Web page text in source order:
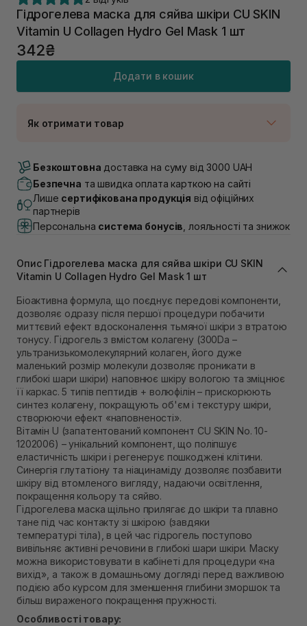
Гідрогелева маска для сяйва шкіри CU SKIN
Vitamin U Collagen Hydro Gel Mask 1 шт
342₴
Додати в кошик
Як отримати товар
В наявності
Самовивіз м. Луцьк, вул. Винниченка 4
В наявності
Самовивіз м. Львів, вул. Академіка Підстригача, 1В
(Duck’s Lake)
В наявності
В наявності
Самовивіз м. Львів, вул. Степана Бандери 45
Самовивіз м. Рівне, вул. 16-го Липня, 15
В наявності
Самовивіз м. Рівне, вул. Кулика і Гудачека 23 (ТЦ
Екватор)
В наявності
Безкоштовна доставка на суму від 3000 UAH
Безпечна та швидка оплата карткою на сайті
Лише сертифікована продукція від офіційних
партнерів
Персональна система бонусів , лояльності та знижок
Опис Гідрогелева маска для сяйва шкіри CU SKIN
Vitamin U Collagen Hydro Gel Mask 1 шт
Біоактивна формула, що поєднує передові компоненти,
дозволяє одразу після першої процедури побачити
миттєвий ефект вдосконалення тьмяної шкіри з втратою
тонусу. Гідрогель з вмістом колагену (300Da –
ультранизькомолекулярний колаген, його дуже
маленький розмір молекули дозволяє проникати в
глибокі шари шкіри) наповнює шкіру вологою та зміцнює
її каркас. 5 типів пептидів + волюфілін – прискорюють
синтез колагену, покращують об'єм і текстуру шкіри,
створюючи ефект «наповненості».
Вітамін U (запатентований компонент CU SKIN No. 10-
1202006) – унікальний компонент, що поліпшує
еластичність шкіри і регенерує пошкоджені клітини.
Синергія глутатіону та ніацинаміду дозволяє позбавити
шкіру від втомленого вигляду, надаючи освітлення,
покращення кольору та сяйво.
Гідрогелева маска щільно прилягає до шкіри та плавно
тане під час контакту зі шкірою (завдяки
температурі тіла), в цей час гідрогель поступово
вивільняє активні речовини в глибокі шари шкіри. Маску
можна використовувати в кабінеті для процедури «на
вихід», а також в домашньому догляді перед важливою
подією або курсом для зменшення глибини зморшок та
більш вираженого покращення пружності.
Особливості товару: